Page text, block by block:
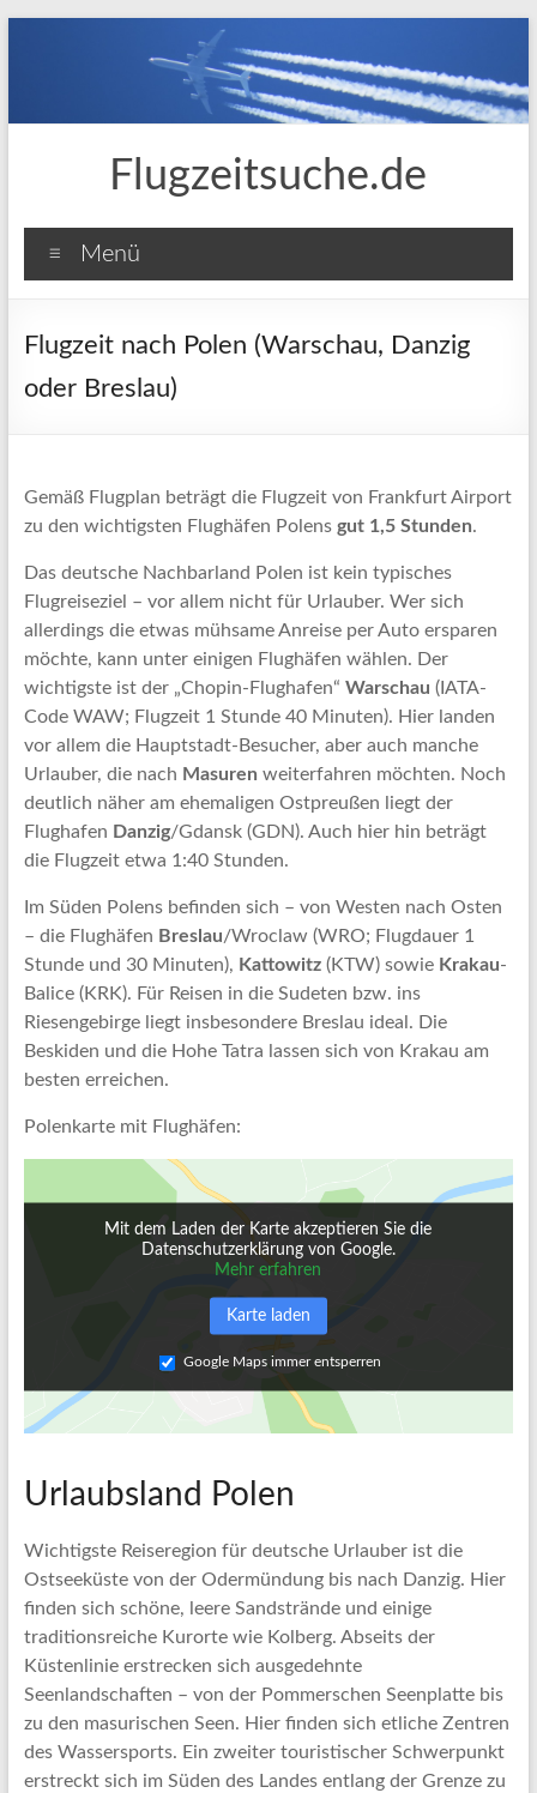
Flugzeitsuche.de
Menü
Flugzeit nach Polen (Warschau, Danzig
oder Breslau)
Gemäß Flugplan beträgt die Flugzeit von Frankfurt Airport
zu den wichtigsten Flughäfen Polens gut 1,5 Stunden.
Das deutsche Nachbarland Polen ist kein typisches
Flugreiseziel – vor allem nicht für Urlauber. Wer sich
allerdings die etwas mühsame Anreise per Auto ersparen
möchte, kann unter einigen Flughäfen wählen. Der
wichtigste ist der „Chopin-Flughafen“ Warschau (IATA-
Code WAW; Flugzeit 1 Stunde 40 Minuten). Hier landen
vor allem die Hauptstadt-Besucher, aber auch manche
Urlauber, die nach Masuren weiterfahren möchten. Noch
deutlich näher am ehemaligen Ostpreußen liegt der
Flughafen Danzig/Gdansk (GDN). Auch hier hin beträgt
die Flugzeit etwa 1:40 Stunden.
Im Süden Polens befinden sich – von Westen nach Osten
– die Flughäfen Breslau/Wroclaw (WRO; Flugdauer 1
Stunde und 30 Minuten), Kattowitz(KTW) sowie Krakau-
Balice (KRK). Für Reisen in die Sudeten bzw. ins
Riesengebirge liegt insbesondere Breslau ideal. Die
Beskiden und die Hohe Tatra lassen sich von Krakau am
besten erreichen.
Polenkarte mit Flughäfen:
Mit dem Laden der Karte akzeptieren Sie die
Datenschutzerklärung von Google.
Mehr erfahren
Karte laden
Google Maps immer entsperren
Urlaubsland Polen
Wichtigste Reiseregion für deutsche Urlauber ist die
Ostseeküste von der Odermündung bis nach Danzig. Hier
finden sich schöne, leere Sandstrände und einige
traditionsreiche Kurorte wie Kolberg. Abseits der
Küstenlinie erstrecken sich ausgedehnte
Seenlandschaften – von der Pommerschen Seenplatte bis
zu den masurischen Seen. Hier finden sich etliche Zentren
des Wassersports. Ein zweiter touristischer Schwerpunkt
erstreckt sich im Süden des Landes entlang der Grenze zu